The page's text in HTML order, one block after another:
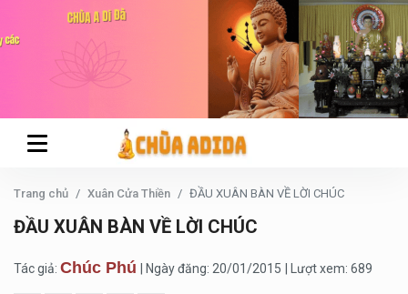
Trang chủ Xuân Cửa Thiền ĐẦU XUÂN BÀN VỀ LỜI CHÚC
ĐẦU XUÂN BÀN VỀ LỜI CHÚC
Tác giả: Chúc Phú | Ngày đăng: 20/01/2015 | Lượt xem: 689